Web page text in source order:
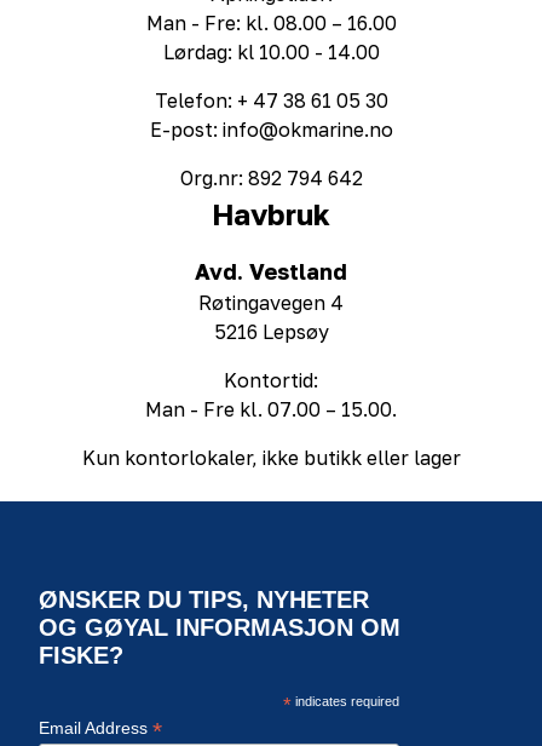
Havbruk
Avd. Vestland
Røtingavegen 4
5216 Lepsøy
Kontortid:
Man - Fre kl. 07.00 – 15.00.
Kun kontorlokaler, ikke butikk eller lager
Man - Fre: kl. 08.00 – 16.00
Lørdag: kl 10.00 - 14.00
Telefon: + 47 38 61 05 30
E-post: info@okmarine.no
Org.nr: 892 794 642
ØNSKER DU TIPS, NYHETER
OG GØYAL INFORMASJON OM
FISKE?
*indicates required
Email Address *